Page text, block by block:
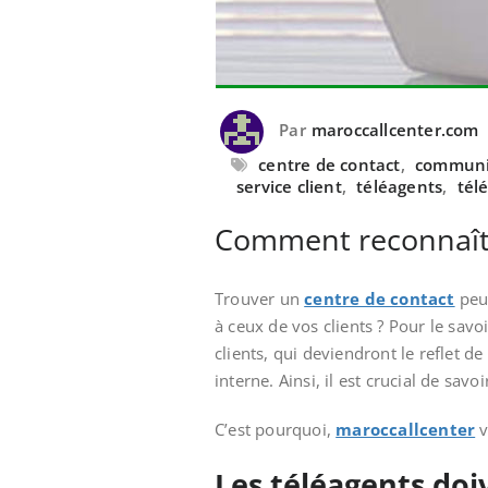
Par maroccallcenter.com
centre de contact,
service client, téléagents,
Comment
Trouver uncentre de contact
à ceux de vos clients ? Pour le
clients, qui deviendront le reflet
interne. Ainsi, il est crucial de
C’est pourquoi, maroccallcenter